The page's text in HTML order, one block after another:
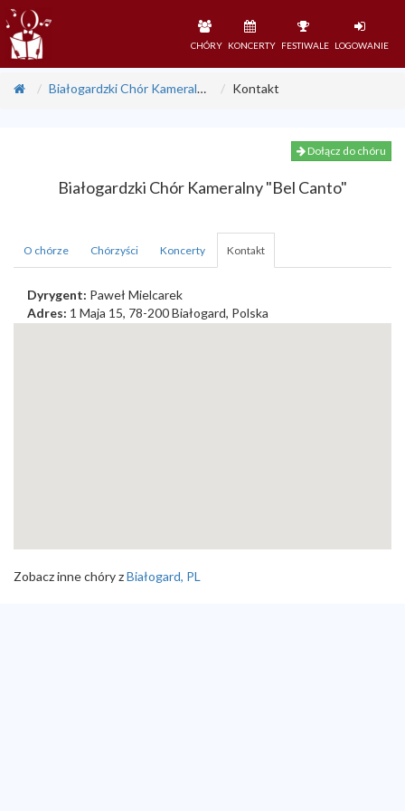
CHÓRY KONCERTY FESTIWALE LOGOWANIE
Białogardzki Chór Kameralny "Bel Canto" Kontakt
Dołącz do chóru
Białogardzki Chór Kameralny "Bel Canto"
O chórze Chórzyści Koncerty Kontakt
Dyrygent: Paweł Mielcarek
Adres: 1 Maja 15, 78-200 Białogard, Polska
Zobacz inne chóry zBiałogard, PL